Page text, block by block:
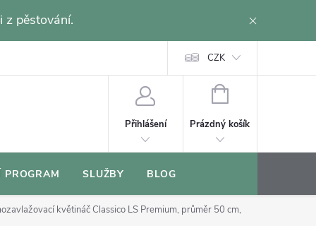
z pěstování.
CZK
Přihlášení
NÁKUPNÍ
Prázdný košík
PROGRAM SLUŽBY BLOG
květináč Classico LS Premium, průměr 50 cm,